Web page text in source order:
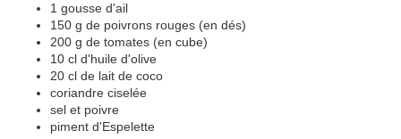
1 gousse d'ail
150 g de poivrons rouges (en dés)
200 g de tomates (en cube)
10 cl d'huile d'olive
20 cl de lait de coco
coriandre ciselée
sel et poivre
piment d'Espelette